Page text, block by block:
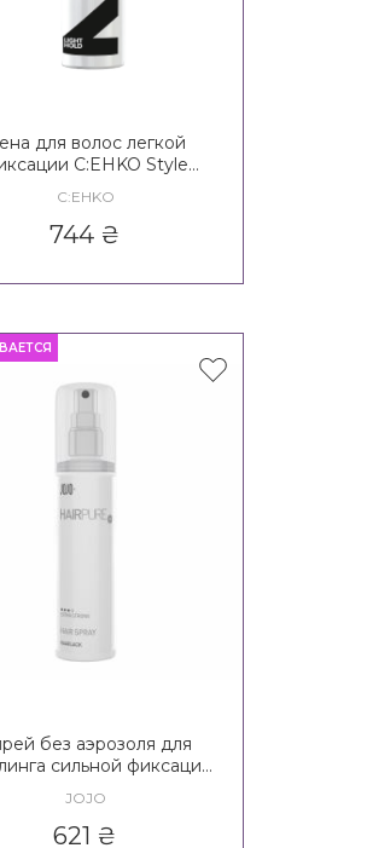
для волос легкой
C:EHKO Style
C:EHKO
744 ₴
без аэрозоля для
сильной фиксации
3*
JOJO
621 ₴